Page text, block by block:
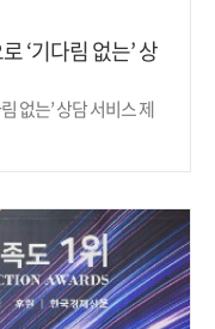
‘기다림 없는’ 상
없는’ 상담 서비스 제